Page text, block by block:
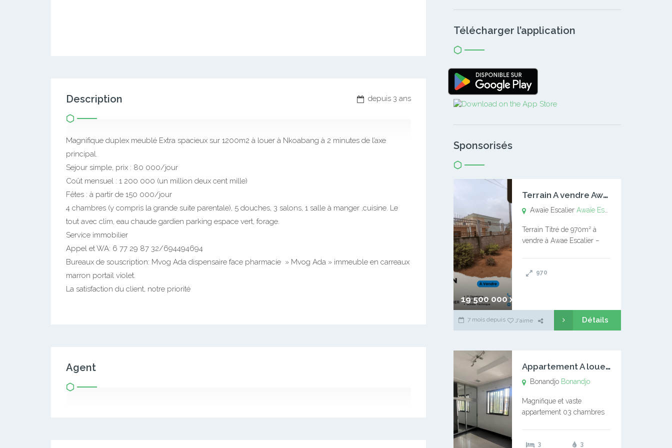
depuis 3 ans
Description
Magnifique duplex meublé Extra spacieux sur 1200m2 à louer à Nkoabang à 2 minutes de l’axe
principal.
Sejour simple, prix : 80 000/jour
Coût mensuel : 1 200 000 (un million deux cent mille)
Fêtes : à partir de 150 000/jour
4 chambres (y compris la grande suite parentale), 5 douches, 3 salons, 1 salle à manger ,cuisine. Le
tout avec clim, eau chaude gardien parking espace vert, forage.
Service immobilier
Appel et WA: 6 77 29 87 32/694494694
Bureaux de souscription: Mvog Ada dispensaire face pharmacie » Mvog Ada » immeuble en carreaux
marron portail violet.
La satisfaction du client, notre priorité
Agent
Télécharger l’application
Sponsorisés
19 500 000 xaf
T
errain A vendre Awaïe Escalier
Awaïe EscalierAwaïe Escalier
Terrain Titré de 970m² à
vendre à Awae Escalier –
l’Université Catholique –
970
7 mois depuis J'aime Détails
A
ppartement A louer Bonandjo
Bonandjo Bonandjo
Magnifique et vaste
appartement 03 chambres
douches 01 vaste salon 01
3
3